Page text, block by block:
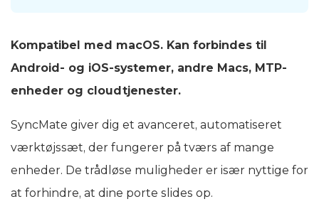
Kompatibel med macOS. Kan forbindes til
Android- og iOS-systemer, andre Macs, MTP-
enheder og cloudtjenester.
SyncMate giver dig et avanceret, automatiseret
værktøjssæt, der fungerer på tværs af mange
enheder. De trådløse muligheder er især nyttige for
at forhindre, at dine porte slides op.